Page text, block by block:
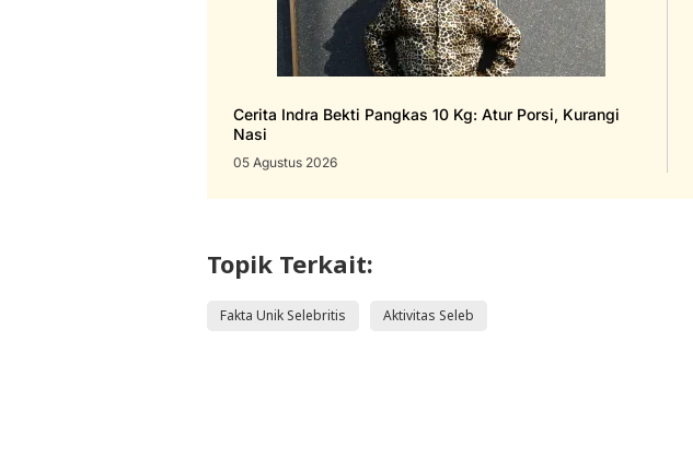
Cerita Indra Bekti Pangkas 10 Kg: Atur Porsi, Kurangi
Nasi
05 Agustus 2026
Topik Terkait:
Fakta Unik Selebritis Aktivitas Seleb